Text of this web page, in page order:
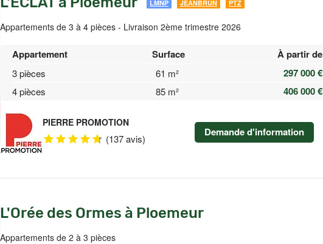
LMNP JEANBRUN PTZ
Appartements de 3 à 4 pièces - Livraison 2ème trimestre 2026
Appartement Surface À partir de
3 pièces 61 m² 297 000 €
4 pièces 85 m² 406 000 €
PIERRE PROMOTION
(137 avis) Demande d'information
L'Orée des Ormes à Ploemeur
Appartements de 2 à 3 pièces